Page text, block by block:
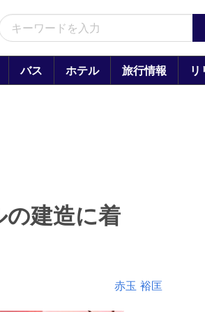
バス ホテル 旅行情報 リ
建造に着
赤玉 裕匡